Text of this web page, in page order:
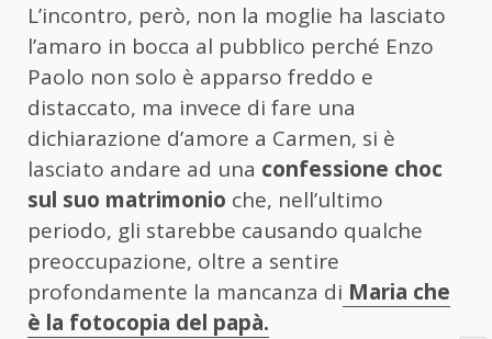
L’incontro, però, non la moglie ha lasciato
l’amaro in bocca al pubblico perché Enzo
Paolo non solo è apparso freddo e
distaccato, ma invece di fare una
dichiarazione d’amore a Carmen, si è
lasciato andare ad una confessione choc
sul suo matrimonio che, nell’ultimo
periodo, gli starebbe causando qualche
preoccupazione, oltre a sentire
profondamente la mancanza di Maria che
è la fotocopia del papà.